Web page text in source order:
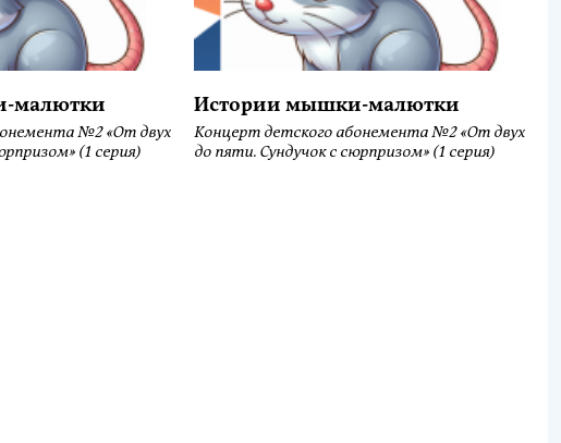
малютки
№2 «От двух
(1 серия)
Истории мышки-малютки
Концерт детского абонемента №2 «От двух
до пяти. Сундучок с сюрпризом» (1 серия)